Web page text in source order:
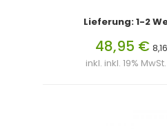
Lieferung: 1-2
48,95 €
inkl. inkl. 19%